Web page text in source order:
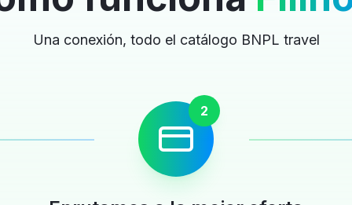
Una conexión, todo el catálogo BNPL travel
2